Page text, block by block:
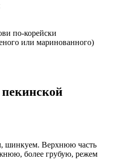
по-корейски
или маринованного)
шинкуем. Верхнюю часть
более грубую, режем